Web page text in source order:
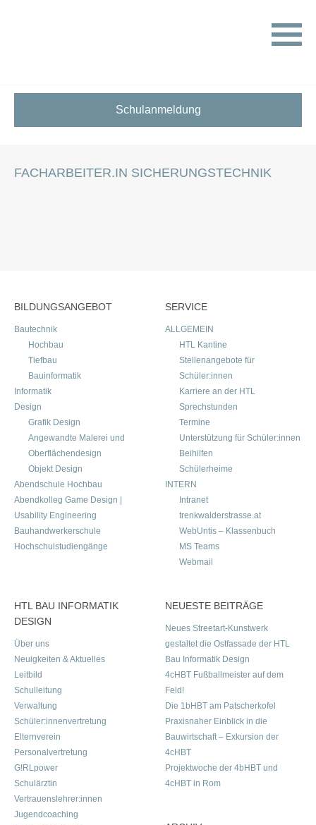
Schulanmeldung
FACHARBEITER.IN SICHERUNGSTECHNIK
BILDUNGSANGEBOT
Bautechnik
Hochbau
Tiefbau
Bauinformatik
Informatik
Design
Grafik Design
Angewandte Malerei und
Oberflächendesign
Objekt Design
Abendschule Hochbau
Abendkolleg Game Design |
Usability Engineering
Bauhandwerkerschule
Hochschulstudiengänge
SERVICE
ALLGEMEIN
HTL Kantine
Stellenangebote für
Schüler:innen
Karriere an der HTL
Sprechstunden
Termine
Unterstützung für Schüler:innen
Beihilfen
Schülerheime
INTERN
Intranet
trenkwalderstrasse.at
WebUntis – Klassenbuch
MS Teams
Webmail
HTL BAU INFORMATIK
DESIGN
Über uns
Neuigkeiten & Aktuelles
Leitbild
Schulleitung
Verwaltung
Schüler:innenvertretung
Elternverein
Personalvertretung
G!RLpower
Schulärztin
Vertrauenslehrer:innen
Jugendcoaching
NEUESTE BEITRÄGE
Neues Streetart-Kunstwerk
gestaltet die Ostfassade der HTL
Bau Informatik Design
4cHBT Fußballmeister auf dem
Feld!
Die 1bHBT am Patscherkofel
Praxisnaher Einblick in die
Bauwirtschaft – Exkursion der
4cHBT
Projektwoche der 4bHBT und
4cHBT in Rom